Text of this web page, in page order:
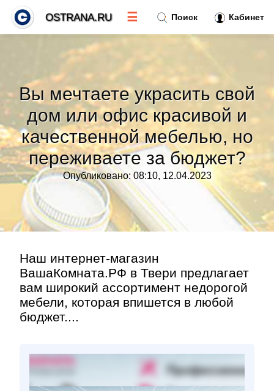
Вы мечтаете украсить свой
дом или офис красивой и
качественной мебелью, но
переживаете за бюджет?
Опубликовано: 08:10, 12.04.2023
Наш интернет-магазин
ВашаКомната.РФ в Твери предлагает
вам широкий ассортимент недорогой
мебели, которая впишется в любой
бюджет....
Поиск Кабинет
OSTRANA.RU ☰
Тренды новостей»
Рубрики»
Правила»
Контакт»